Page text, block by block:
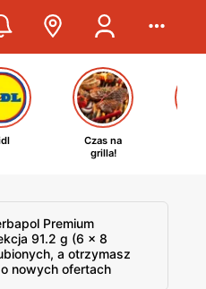
Czas na
grilla!
Premium
91.2 g (6 x 8
a otrzymasz
nowych ofertach